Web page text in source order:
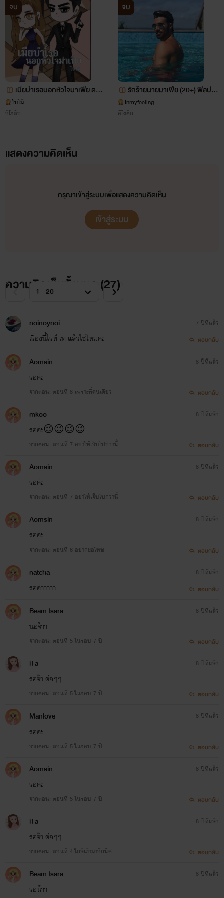
ที่รู้ธาตุแท้ของเธอว่าเป็นยังไง
"เขาเป็นของพี่!! พี่ว่าน้องเกลกลับไปอยู่ในที่ของตัวเองจะดีกว่า
นะ"
เดียร์น่า แอนเจลโล่
อายุ 7 ปี สาวน้อยที่ป่วยเป็นโรคหัวใจตั้งแต่เกิด เข้าออกโรงพย
เสมือนโลกทั้งใบของชายหนุ่ม ไม่รู้ว่าหากขาดลูกสาวสุดที่รักไป
ชีวิตต่อจากนี้เขาจะเดินต่อไปได้หรือเปล่า
"ป๊าขาา น้องเดียร์ปวดตรงนี้ ฮือๆๆ...."
จบ
เมียบำเรอนอกหัวใจมาเฟีย ดรา
ใบไม้
อีโรติก
จบ
รักร้ายนายมาเฟีย (20+) ฟิลิปx
พิมมาดา
Inmyfeeling
อีโรติก
แสดงความคิดเห็น
กรุณาเข้าสู่ระบบเพื่อแสดงความคิดเห็น
เข้าสู่ระบบ
ความคิดเห็นทั้งหมด (27)
noinoynoi
เรื่องนี้ไรท์ เท แล้วใช่ไหมคะ
7 ปีที่แล้ว
ตอบกลับ
Aomsin
รอค่ะ
จากตอน: ตอนที่ 8 เพราะพี่คนเดียว
8 ปีที่แล้ว
ตอบกลับ
mkoo
รอค่ะ😉😉😉😉
จากตอน: ตอนที่ 7 อย่าให้เจ็บไปกว่านี้
8 ปีที่แล้ว
ตอบกลับ
Aomsin
รอค่ะ
จากตอน: ตอนที่ 7 อย่าให้เจ็บไปกว่านี้
8 ปีที่แล้ว
ตอบกลับ
Aomsin
รอค่ะ
จากตอน: ตอนที่ 6 อยากขอโทษ
8 ปีที่แล้ว
ตอบกลับ
natcha
รอค่าาาาา
8 ปีที่แล้ว
ตอบกลับ
Beam Isara
นอจ้าา
จากตอน: ตอนที่ 5 ในรอบ 7 ปี
8 ปีที่แล้ว
ตอบกลับ
iTa
รอจ้า ต่อๆๆ
จากตอน: ตอนที่ 5 ในรอบ 7 ปี
8 ปีที่แล้ว
ตอบกลับ
Manlove
รอคะ
จากตอน: ตอนที่ 5 ในรอบ 7 ปี
8 ปีที่แล้ว
ตอบกลับ
Aomsin
รอค่ะ
จากตอน: ตอนที่ 5 ในรอบ 7 ปี
8 ปีที่แล้ว
ตอบกลับ
iTa
รอจ้า ต่อๆๆ
จากตอน: ตอนที่ 4 ใกล้เข้ามาอีกนิด
8 ปีที่แล้ว
ตอบกลับ
Beam Isara
รอน้าา
8 ปีที่แล้ว